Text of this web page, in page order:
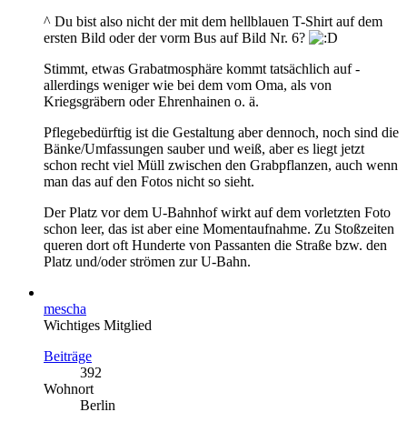
^ Du bist also nicht der mit dem hellblauen T-Shirt auf dem
ersten Bild oder der vorm Bus auf Bild Nr. 6?
Stimmt, etwas Grabatmosphäre kommt tatsächlich auf -
allerdings weniger wie bei dem vom Oma, als von
Kriegsgräbern oder Ehrenhainen o. ä.
Pflegebedürftig ist die Gestaltung aber dennoch, noch sind die
Bänke/Umfassungen sauber und weiß, aber es liegt jetzt
schon recht viel Müll zwischen den Grabpflanzen, auch wenn
man das auf den Fotos nicht so sieht.
Der Platz vor dem U-Bahnhof wirkt auf dem vorletzten Foto
schon leer, das ist aber eine Momentaufnahme. Zu Stoßzeiten
queren dort oft Hunderte von Passanten die Straße bzw. den
Platz und/oder strömen zur U-Bahn.
mescha
Wichtiges Mitglied
Beiträge
392
Wohnort
Berlin